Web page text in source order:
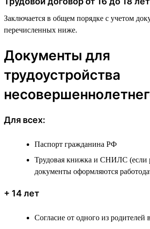
Заключается в общем порядке с учетом
перечисленных ниже.
Документы для
трудоустройства
Для всех:
Паспорт гражданина РФ
Трудовая книжка и СНИЛС (если
документы оформляются
+ 14 лет
Согласие от одного из родителей